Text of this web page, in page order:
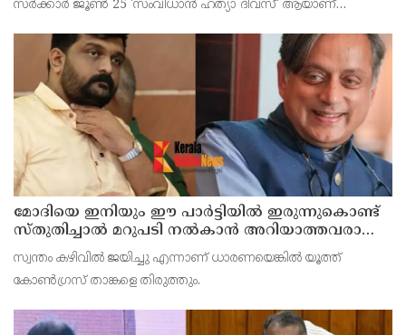
സര്‍ക്കാര്‍ ജൂണ്‍ 25 'സംവിധാന്‍ ഹത്യാ ദിവസ്' ആയാണ്
മോദിയെ ഇനിയും ഈ പാര്‍ട്ടിയില്‍ ഇരുന്നുകൊണ്ട്
സ്തുതിച്ചാല്‍ മറുപടി നല്‍കാന്‍ അറിയാത്തവരാണ്
യൂത്ത് കോണ്‍ഗ്രസുകാര്‍ എന്ന് കരുതേണ്ട ; ശശി
തരൂരിനെതിരെ യൂത്ത് കോണ്‍ഗ്രസ് നേതാവ്
സ്വന്തം കഴിവില്‍ ജയിച്ചു എന്നാണ് ധാരണയെങ്കില്‍ യൂത്ത്
കോണ്‍ഗ്രസ് താങ്കളെ തിരുത്തും.